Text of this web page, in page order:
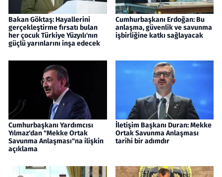
Bakan Göktaş: Hayallerini
gerçekleştirme fırsatı bulan
her çocuk Türkiye Yüzyılı'nın
güçlü yarınlarını inşa edecek
Cumhurbaşkanı Erdoğan: Bu
anlaşma, güvenlik ve savunma
işbirliğine katkı sağlayacak
Cumhurbaşkanı Yardımcısı
Yılmaz'dan "Mekke Ortak
Savunma Anlaşması"na ilişkin
açıklama
İletişim Başkanı Duran: Mekke
Ortak Savunma Anlaşması
tarihi bir adımdır